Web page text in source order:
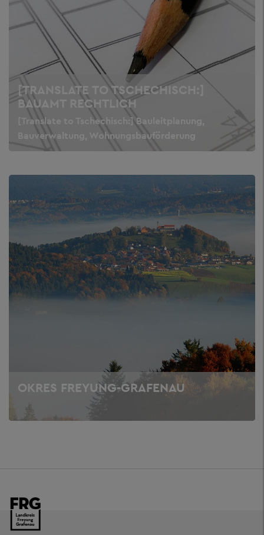
[TRANSLATE TO TSCHECHISCH:]
BAUAMT RECHTLICH
[Translate to Tschechisch:] Bauleitplanung,
Bauverwaltung, Wohnungsbauförderung
OKRES FREYUNG-GRAFENAU